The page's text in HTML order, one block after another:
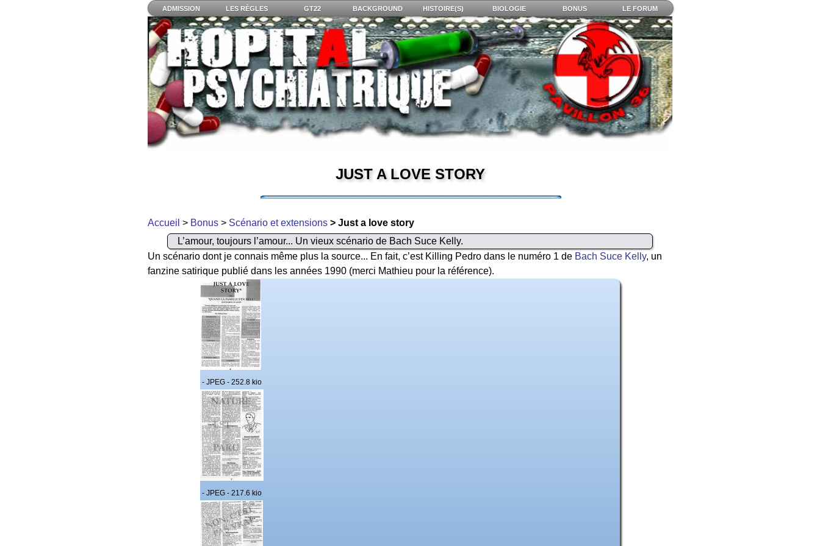
JUST A LOVE STORY
Accueil > Bonus > Scénario et extensions > Just a love story
L’amour, toujours l’amour... Un vieux scénario de Bach Suce Kelly.
Un scénario dont je connais même plus la source... En fait, c’est Killing Pedro dans le numéro 1 de Bach Suce Kelly, un
fanzine satirique publié dans les années 1990 (merci Mathieu pour la référence).
- JPEG - 252.8 kio
- JPEG - 217.6 kio
ADMISSION LES RÈGLES GT22 BACKGROUND HISTOIRE(S) BIOLOGIE BONUS LE FORUM